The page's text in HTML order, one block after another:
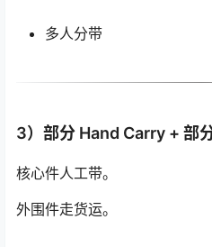
多人分带
3）部分 Hand Carry + 部
核心件人工带。
外围件走货运。